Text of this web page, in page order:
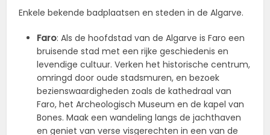
Enkele bekende badplaatsen en steden in de Algarve.
Faro: Als de hoofdstad van de Algarve is Faro een
bruisende stad met een rijke geschiedenis en
levendige cultuur. Verken het historische centrum,
omringd door oude stadsmuren, en bezoek
bezienswaardigheden zoals de kathedraal van
Faro, het Archeologisch Museum en de kapel van
Bones. Maak een wandeling langs de jachthaven
en geniet van verse visgerechten in een van de